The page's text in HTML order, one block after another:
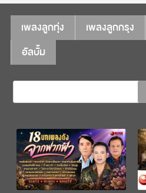
เพลงลูกทุ่ง เพลงลูกกรุง
อัลบั้ม